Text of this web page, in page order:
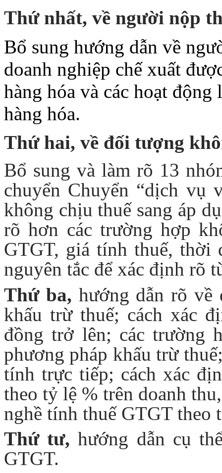
Thứ nhất, về người nộp
Bổ sung hướng dẫn về
doanh nghiệp chế xuất
hàng hóa và các hoạt
hàng hóa.
Thứ hai, về đối tượng
Bổ sung và làm rõ 13
chuyển Chuyển “dịch vụ
không chịu thuế sang áp
rõ hơn các trường hợp
GTGT, giá tính thuế, thời
nguyên tắc để xác định rõ
Thứ ba, hướng dẫn rõ về
khấu trừ thuế; cách xác
đồng trở lên; các trường
phương pháp khấu trừ
tính trực tiếp; cách xác
theo tỷ lệ % trên doanh
nghề tính thuế GTGT theo
Thứ tư, hướng dẫn cụ
GTGT.